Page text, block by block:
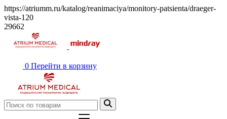
https://atriumm.ru/katalog/reanimaciya/monitory-patsienta/draeger-
vista-120
29662
0 Перейти в корзину